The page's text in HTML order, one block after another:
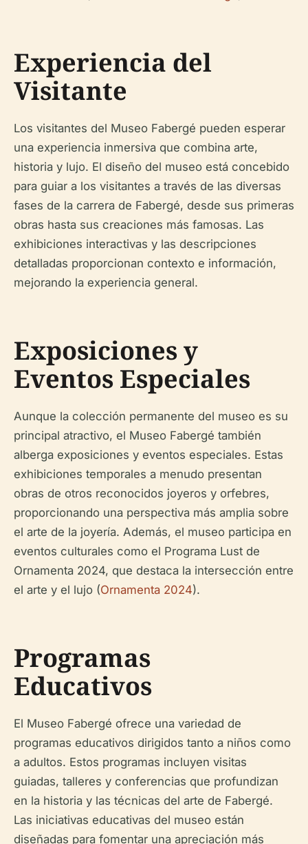
Experiencia del
Visitante
Los visitantes del Museo Fabergé pueden esperar
una experiencia inmersiva que combina arte,
historia y lujo. El diseño del museo está concebido
para guiar a los visitantes a través de las diversas
fases de la carrera de Fabergé, desde sus primeras
obras hasta sus creaciones más famosas. Las
exhibiciones interactivas y las descripciones
detalladas proporcionan contexto e información,
mejorando la experiencia general.
Exposiciones y
Eventos Especiales
Aunque la colección permanente del museo es su
principal atractivo, el Museo Fabergé también
alberga exposiciones y eventos especiales. Estas
exhibiciones temporales a menudo presentan
obras de otros reconocidos joyeros y orfebres,
proporcionando una perspectiva más amplia sobre
el arte de la joyería. Además, el museo participa en
eventos culturales como el Programa Lust de
Ornamenta 2024, que destaca la intersección entre
el arte y el lujo (Ornamenta 2024).
Programas
Educativos
El Museo Fabergé ofrece una variedad de
programas educativos dirigidos tanto a niños como
a adultos. Estos programas incluyen visitas
guiadas, talleres y conferencias que profundizan
en la historia y las técnicas del arte de Fabergé.
Las iniciativas educativas del museo están
diseñadas para fomentar una apreciación más